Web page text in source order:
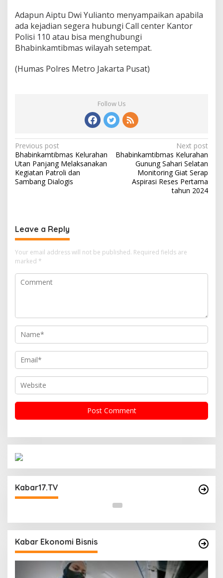
Adapun Aiptu Dwi Yulianto menyampaikan apabila
ada kejadian segera hubungi Call center Kantor
Polisi 110 atau bisa menghubungi
Bhabinkamtibmas wilayah setempat.
(Humas Polres Metro Jakarta Pusat)
Follow Us
Post
navigation
Previous post
Bhabinkamtibmas Kelurahan
Utan Panjang Melaksanakan
Kegiatan Patroli dan
Sambang Dialogis
Next post
Bhabinkamtibmas Kelurahan
Gunung Sahari Selatan
Monitoring Giat Serap
Aspirasi Reses Pertama
tahun 2024
Leave a Reply
Your email address will not be published. Required fields are
marked *
Kabar17.TV
Operasi Cipta Kondisi Digelar Polsek
Malam Libur
Kabar Ekonomi Bisnis